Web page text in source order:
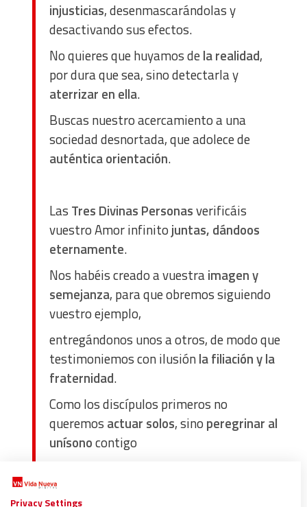
injusticias, desenmascarándolas y
desactivando sus efectos.
No quieres que huyamos dela realidad,
por dura que sea, sino detectarla y
aterrizar en ella.
Buscas nuestro acercamiento a una
sociedad desnortada, que adolece de
auténtica orientación.
Las Tres Divinas Personasverificáis
vuestro Amor infinito juntas, dándoos
eternamente.
Nos habéis creado a vuestraimagen y
semejanza, para que obremos siguiendo
vuestro ejemplo,
entregándonos unos a otros, de modo que
testimoniemos con ilusiónla filiación y la
fraternidad.
Como los discípulos primeros no
queremos actuar solos, sino peregrinar al
unísonocontigo
Jerusalén
Privacy Settings